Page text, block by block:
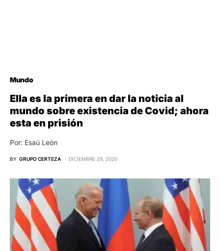
Mundo
Ella es la primera en dar la noticia al
mundo sobre existencia de Covid; ahora
esta en prisión
Por: Esaú León
BY GRUPO CERTEZA DICIEMBRE 29, 2020